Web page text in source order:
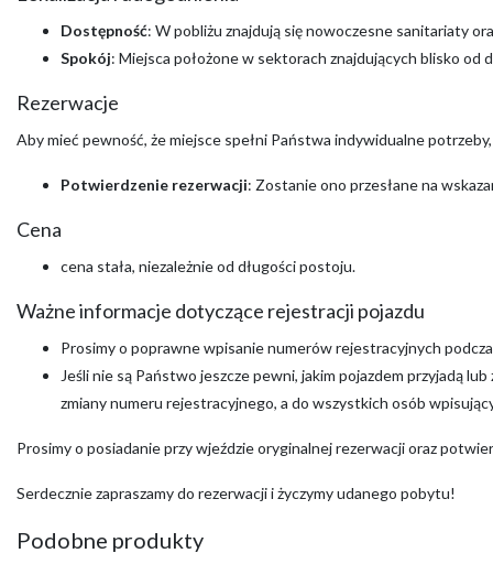
Dostępność: W pobliżu znajdują się nowoczesne sanitariaty
Spokój: Miejsca położone w sektorach znajdujących blisko od
Rezerwacje
Aby mieć pewność, że miejsce spełni Państwa indywidualne
Potwierdzenie rezerwacji: Zostanie ono przesłane na
Cena
cena stała, niezależnie od długości postoju.
Ważne informacje dotyczące rejestracji pojazdu
Prosimy o poprawne wpisanie numerów rejestracyjnych
Jeśli nie są Państwo jeszcze pewni, jakim pojazdem przyjadą
zmiany numeru rejestracyjnego, a do wszystkich osób
Prosimy o posiadanie przy wjeździe oryginalnej rezerwacji oraz
Serdecznie zapraszamy do rezerwacji i życzymy udanego pobytu!
Podobne produkty